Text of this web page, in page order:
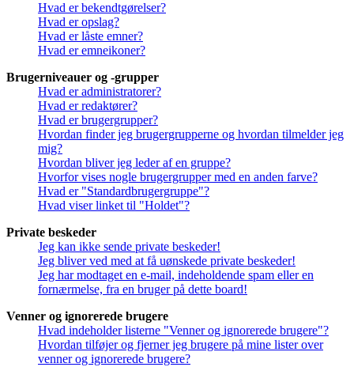
Hvad er bekendtgørelser?
Hvad er opslag?
Hvad er låste emner?
Hvad er emneikoner?
Brugerniveauer og -grupper
Hvad er administratorer?
Hvad er redaktører?
Hvad er brugergrupper?
Hvordan finder jeg brugergrupperne og hvordan tilmelder jeg
mig?
Hvordan bliver jeg leder af en gruppe?
Hvorfor vises nogle brugergrupper med en anden farve?
Hvad er "Standardbrugergruppe"?
Hvad viser linket til "Holdet"?
Private beskeder
Jeg kan ikke sende private beskeder!
Jeg bliver ved med at få uønskede private beskeder!
Jeg har modtaget en e-mail, indeholdende spam eller en
fornærmelse, fra en bruger på dette board!
Venner og ignorerede brugere
Hvad indeholder listerne "Venner og ignorerede brugere"?
Hvordan tilføjer og fjerner jeg brugere på mine lister over
venner og ignorerede brugere?